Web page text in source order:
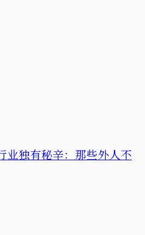
业独有秘辛：那些外人不